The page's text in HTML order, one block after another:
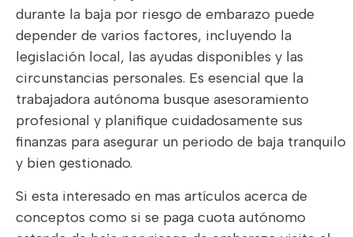
durante la baja por riesgo de embarazo puede
depender de varios factores, incluyendo la
legislación local, las ayudas disponibles y las
circunstancias personales. Es esencial que la
trabajadora autónoma busque asesoramiento
profesional y planifique cuidadosamente sus
finanzas para asegurar un periodo de baja tranquilo
y bien gestionado.
Si esta interesado en mas artículos acerca de
conceptos como si se paga cuota autónomo